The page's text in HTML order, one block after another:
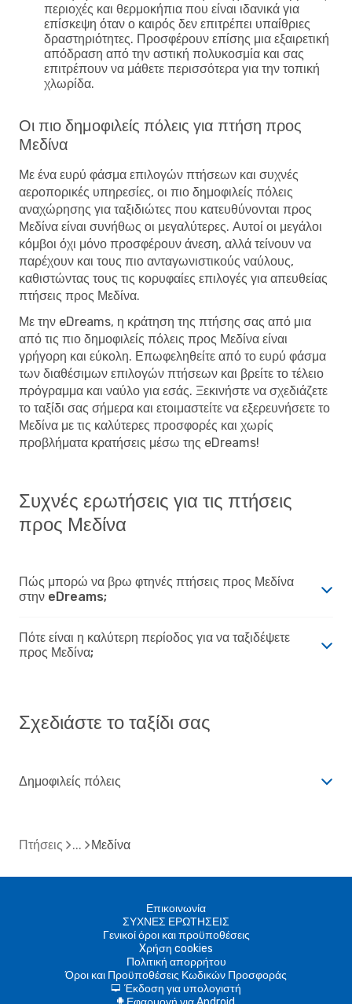
περιοχές και θερμοκήπια που είναι ιδανικά για
επίσκεψη όταν ο καιρός δεν επιτρέπει υπαίθριες
δραστηριότητες. Προσφέρουν επίσης μια εξαιρετική
απόδραση από την αστική πολυκοσμία και σας
επιτρέπουν να μάθετε περισσότερα για την τοπική
χλωρίδα.
Οι πιο δημοφιλείς πόλεις για πτήση προς
Μεδίνα
Με ένα ευρύ φάσμα επιλογών πτήσεων και συχνές
αεροπορικές υπηρεσίες, οι πιο δημοφιλείς πόλεις
αναχώρησης για ταξιδιώτες που κατευθύνονται προς
Μεδίνα είναι συνήθως οι μεγαλύτερες. Αυτοί οι μεγάλοι
κόμβοι όχι μόνο προσφέρουν άνεση, αλλά τείνουν να
παρέχουν και τους πιο ανταγωνιστικούς ναύλους,
καθιστώντας τους τις κορυφαίες επιλογές για απευθείας
πτήσεις προς Μεδίνα.
Με την eDreams, η κράτηση της πτήσης σας από μια
από τις πιο δημοφιλείς πόλεις προς Μεδίνα είναι
γρήγορη και εύκολη. Επωφεληθείτε από το ευρύ φάσμα
των διαθέσιμων επιλογών πτήσεων και βρείτε το τέλειο
πρόγραμμα και ναύλο για εσάς. Ξεκινήστε να σχεδιάζετε
το ταξίδι σας σήμερα και ετοιμαστείτε να εξερευνήσετε το
Μεδίνα με τις καλύτερες προσφορές και χωρίς
προβλήματα κρατήσεις μέσω της eDreams!
Συχνές ερωτήσεις για τις πτήσεις
προς Μεδίνα
Πώς μπορώ να βρω φτηνές πτήσεις προς Μεδίνα
στην eDreams;
Πότε είναι η καλύτερη περίοδος για να ταξιδέψετε
προς Μεδίνα;
Σχεδιάστε το ταξίδι σας
Δημοφιλείς πόλεις
Πτήσεις Μεδίνα
Επικοινωνία
ΣΥΧΝΕΣ ΕΡΩΤΗΣΕΙΣ
Γενικοί όροι και προϋποθέσεις
Xρήση cookies
Πολιτική απορρήτου
Όροι και Προϋποθέσεις Κωδικών Προσφοράς
d Έκδοση για υπολογιστή